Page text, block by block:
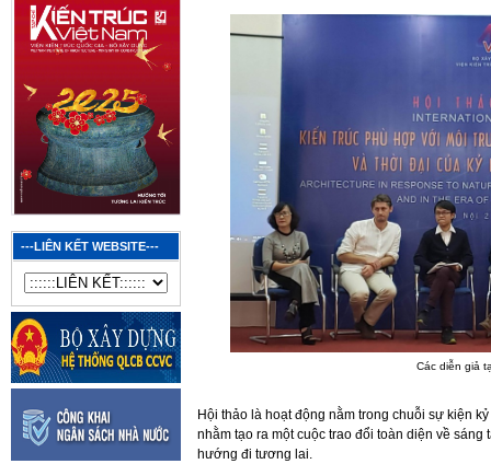
---LIÊN KẾT WEBSITE---
Các diễn giả
Hội thảo là hoạt động nằm trong chuỗi sự kiện
nhằm tạo ra một cuộc trao đổi toàn diện về
hướng đi tương lai.